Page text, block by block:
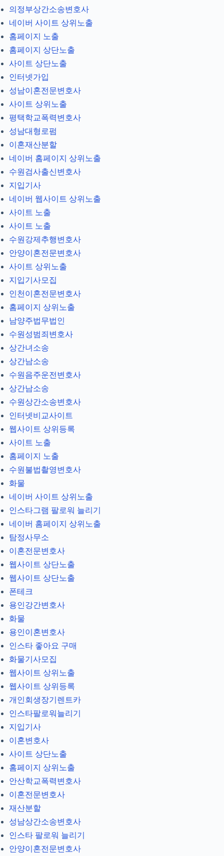
의정부상간소송변호사
네이버 사이트 상위노출
홈페이지 노출
홈페이지 상단노출
사이트 상단노출
인터넷가입
성남이혼전문변호사
사이트 상위노출
평택학교폭력변호사
성남대형로펌
이혼재산분할
네이버 홈페이지 상위노출
수원검사출신변호사
지입기사
네이버 웹사이트 상위노출
사이트 노출
사이트 노출
수원강제추행변호사
안양이혼전문변호사
사이트 상위노출
지입기사모집
인천이혼전문변호사
홈페이지 상위노출
남양주법무법인
수원성범죄변호사
상간녀소송
상간남소송
수원음주운전변호사
상간남소송
수원상간소송변호사
인터넷비교사이트
웹사이트 상위등록
사이트 노출
홈페이지 노출
수원불법촬영변호사
화물
네이버 사이트 상위노출
인스타그램 팔로워 늘리기
네이버 홈페이지 상위노출
탐정사무소
이혼전문변호사
웹사이트 상단노출
웹사이트 상단노출
폰테크
용인강간변호사
화물
용인이혼변호사
인스타 좋아요 구매
화물기사모집
웹사이트 상위노출
웹사이트 상위등록
개인회생장기렌트카
인스타팔로워늘리기
지입기사
이혼변호사
사이트 상단노출
홈페이지 상위노출
안산학교폭력변호사
이혼전문변호사
재산분할
성남상간소송변호사
인스타 팔로워 늘리기
안양이혼전문변호사